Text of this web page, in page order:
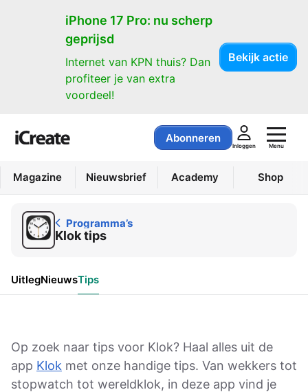
iPhone 17 Pro: nu scherp
geprijsd
Internet van KPN thuis? Dan
profiteer je van extra
voordeel!
Bekijk actie
Abonneren
Inloggen Menu
Magazine Nieuwsbrief Academy Shop
Programma’s
Klok tips
Programma’s
UitlegNieuwsTips
Op zoek naar tips voor Klok? Haal alles uit de
app Klok met onze handige tips. Van wekkers tot
stopwatch tot wereldklok, in deze app vind je